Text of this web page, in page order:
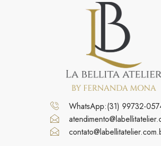
WhatsApp:(31) 99732-